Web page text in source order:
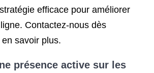
efficace pour améliorer
Contactez-nous dès
en savoir plus.
présence active sur les